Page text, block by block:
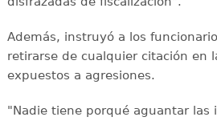
Además, instruyó a los
retirarse de cualquier citación en
expuestos a agresiones.
"Nadie tiene porqué aguantar las